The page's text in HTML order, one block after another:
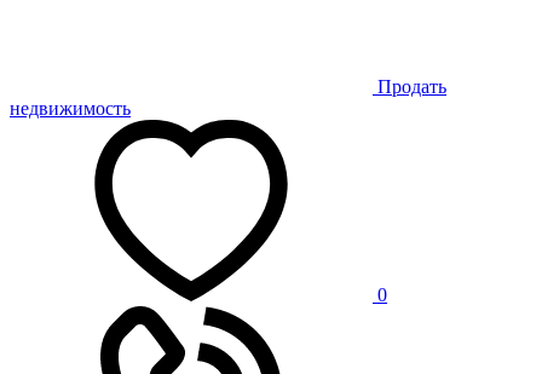
Продать
недвижимость
0